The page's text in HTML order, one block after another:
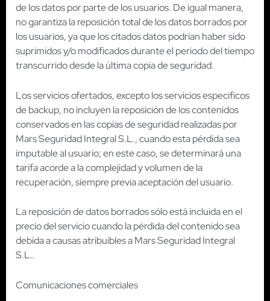
de los datos por parte de los usuarios. De igual manera,
no garantiza la reposición total de los datos borrados por
los usuarios, ya que los citados datos podrían haber sido
suprimidos y/o modificados durante el periodo del tiempo
transcurrido desde la última copia de seguridad.
Los servicios ofertados, excepto los servicios específicos
de backup, no incluyen la reposición de los contenidos
conservados en las copias de seguridad realizadas por
Mars Seguridad Integral S.L., cuando esta pérdida sea
imputable al usuario; en este caso, se determinará una
tarifa acorde a la complejidad y volumen de la
recuperación, siempre previa aceptación del usuario.
La reposición de datos borrados sólo está incluida en el
precio del servicio cuando la pérdida del contenido sea
debida a causas atribuibles a Mars Seguridad Integral
S.L..
Comunicaciones comerciales